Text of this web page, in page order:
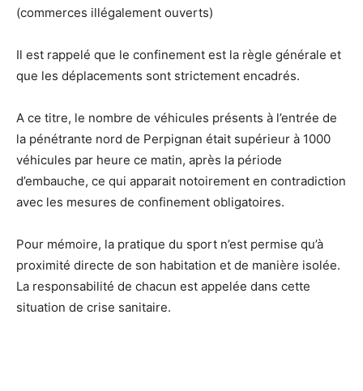
(commerces illégalement ouverts)
Il est rappelé que le confinement est la règle générale et
que les déplacements sont strictement encadrés.
A ce titre, le nombre de véhicules présents à l’entrée de
la pénétrante nord de Perpignan était supérieur à 1000
véhicules par heure ce matin, après la période
d’embauche, ce qui apparait notoirement en contradiction
avec les mesures de confinement obligatoires.
Pour mémoire, la pratique du sport n’est permise qu’à
proximité directe de son habitation et de manière isolée.
La responsabilité de chacun est appelée dans cette
situation de crise sanitaire.